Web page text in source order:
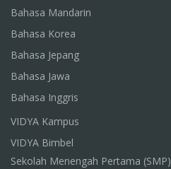
Bahasa Mandarin
Bahasa Korea
Bahasa Jepang
Bahasa Jawa
Bahasa Inggris
VIDYA Kampus
VIDYA Bimbel
Sekolah Menengah Pertama (SMP)